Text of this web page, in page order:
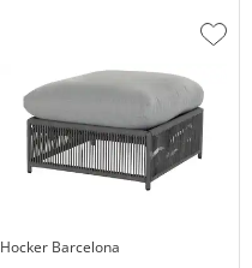
Hocker Barcelona
Zur